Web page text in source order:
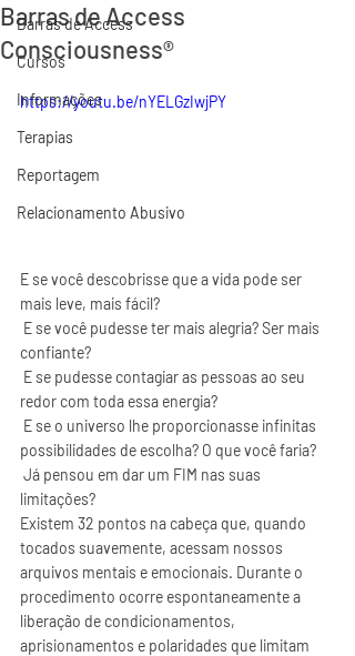
Barras de Access
Cursos
Informações
Terapias
Reportagem
Relacionamento Abusivo
Barras de Access
Consciousness®
https://youtu.be/nYELGzIwjPY
E se você descobrisse que a vida pode ser
mais leve, mais fácil?
confiante?
redor com toda essa energia?
possibilidades de escolha? O que você faria?
limitações?
Existem 32 pontos na cabeça que, quando
tocados suavemente, acessam nossos
arquivos mentais e emocionais. Durante o
procedimento ocorre espontaneamente a
liberação de condicionamentos,
aprisionamentos e polaridades que limitam